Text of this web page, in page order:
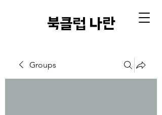
​북클럽 나란
Groups